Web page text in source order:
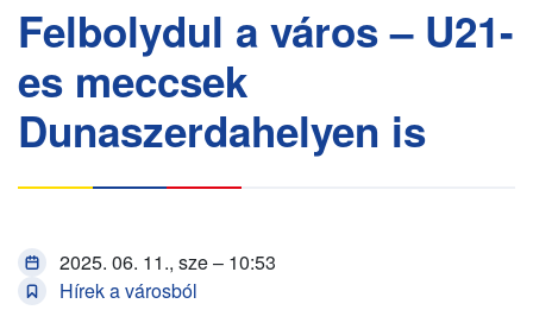
Felbolydul a város – U21-
es meccsek
Dunaszerdahelyen is
2025. 06. 11., sze – 10:53
Hírek a városból